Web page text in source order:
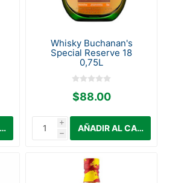
Whisky Buchanan's
Special Reserve 18
0,75L
$88.00
i
h